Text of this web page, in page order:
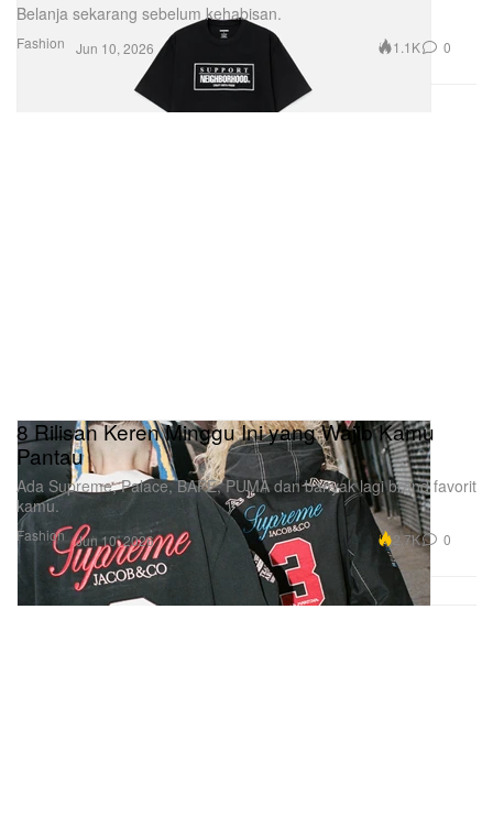
Fashion
Belanja sekarang sebelum kehabisan.
Jun 10, 2026 1.1K 0
Fashion
8 Rilisan Keren Minggu Ini yang Wajib Kamu
Pantau
Ada Supreme, Palace, BAPE, PUMA dan banyak lagi brand favorit
kamu.
Jun 10, 2026 2.7K 0